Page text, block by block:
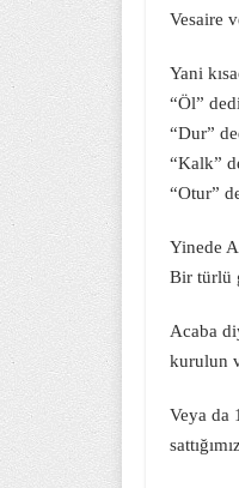
Vesaire
Yani
“Öl”
“Dur”
“Kalk”
“Otur”
Yinede
Bir türlü
Acaba
kurulun
Veya da